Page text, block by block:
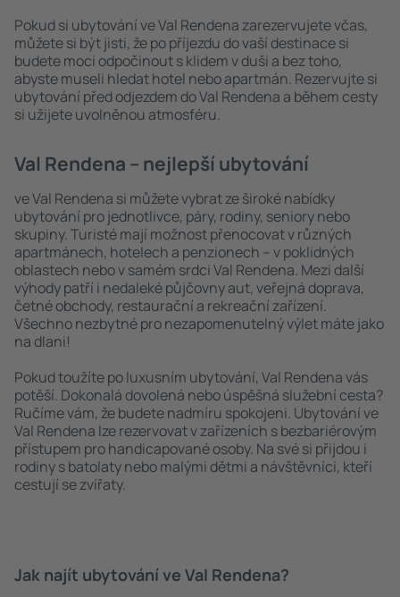
Pokud si ubytování ve Val Rendena zarezervujete včas,
můžete si být jisti, že po příjezdu do vaší destinace si
budete moci odpočinout s klidem v duši a bez toho,
abyste museli hledat hotel nebo apartmán. Rezervujte si
ubytování před odjezdem do Val Rendena a během cesty
si užijete uvolněnou atmosféru.
Val Rendena – nejlepší ubytování
ve Val Rendena si můžete vybrat ze široké nabídky
ubytování pro jednotlivce, páry, rodiny, seniory nebo
skupiny. Turisté mají možnost přenocovat v různých
apartmánech, hotelech a penzionech – v poklidných
oblastech nebo v samém srdci Val Rendena. Mezi další
výhody patří i nedaleké půjčovny aut, veřejná doprava,
četné obchody, restaurační a rekreační zařízení.
Všechno nezbytné pro nezapomenutelný výlet máte jako
na dlani!
Pokud toužíte po luxusním ubytování, Val Rendena vás
potěší. Dokonalá dovolená nebo úspěšná služební cesta?
Ručíme vám, že budete nadmíru spokojeni. Ubytování ve
Val Rendena lze rezervovat v zařízeních s bezbariérovým
přístupem pro handicapované osoby. Na své si přijdou i
rodiny s batolaty nebo malými dětmi a návštěvníci, kteří
cestují se zvířaty.
Jak najít ubytování ve Val Rendena?